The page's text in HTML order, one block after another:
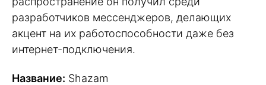
разработчиков мессенджеров, делающих
акцент на их работоспособности даже без
интернет-подключения.
Название: Shazam